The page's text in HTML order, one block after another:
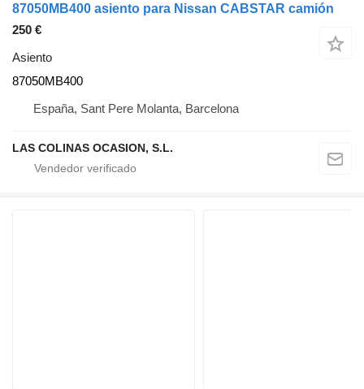
87050MB400 asiento para Nissan CABSTAR camión
250 €
Asiento
87050MB400
España, Sant Pere Molanta, Barcelona
LAS COLINAS OCASION, S.L.